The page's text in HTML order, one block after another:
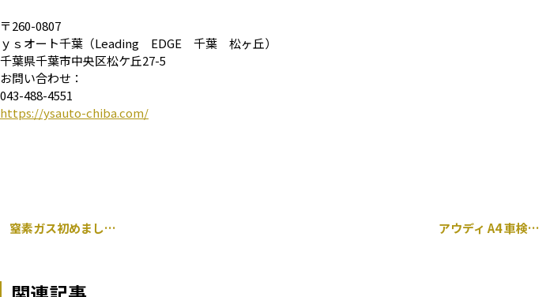
〒260-0807
ｙｓオート千葉（Leading EDGE 千葉 松ヶ丘）
千葉県千葉市中央区松ケ丘27-5
お問い合わせ：
043-488-4551
https://ysauto-chiba.com/
窒素ガス初めました！！ アウディ A4 車検前点検